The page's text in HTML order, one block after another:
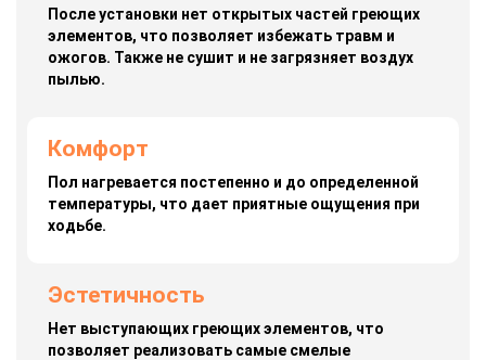
После установки нет открытых частей греющих
элементов, что позволяет избежать травм и
ожогов. Также не сушит и не загрязняет воздух
пылью.
Комфорт
Пол нагревается постепенно и до определенной
температуры, что дает приятные ощущения при
ходьбе.
Эстетичность
Нет выступающих греющих элементов, что
позволяет реализовать самые смелые